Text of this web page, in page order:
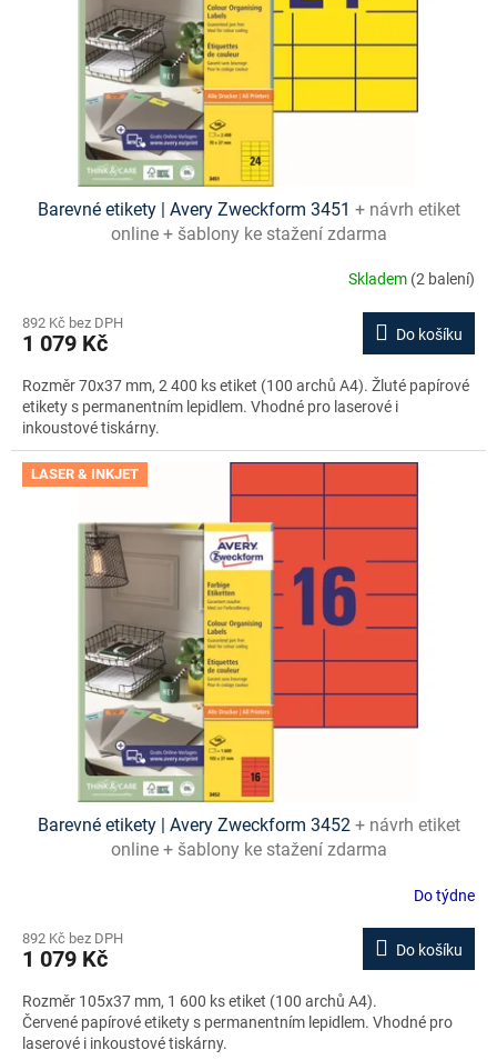
Barevné etikety | Avery Zweckform 3451 + návrh etiket
online + šablony ke stažení zdarma
Skladem (2 balení)
892 Kč bez DPH
1 079 Kč Do košíku
Rozměr 70x37 mm, 2 400 ks etiket (100 archů A4). Žluté papírové
etikety s permanentním lepidlem. Vhodné pro laserové i
inkoustové tiskárny.
LASER & INKJET
Barevné etikety | Avery Zweckform 3452 + návrh etiket
online + šablony ke stažení zdarma
Do týdne
892 Kč bez DPH
1 079 Kč Do košíku
Rozměr 105x37 mm, 1 600 ks etiket (100 archů A4).
Červené papírové etikety s permanentním lepidlem. Vhodné pro
laserové i inkoustové tiskárny.